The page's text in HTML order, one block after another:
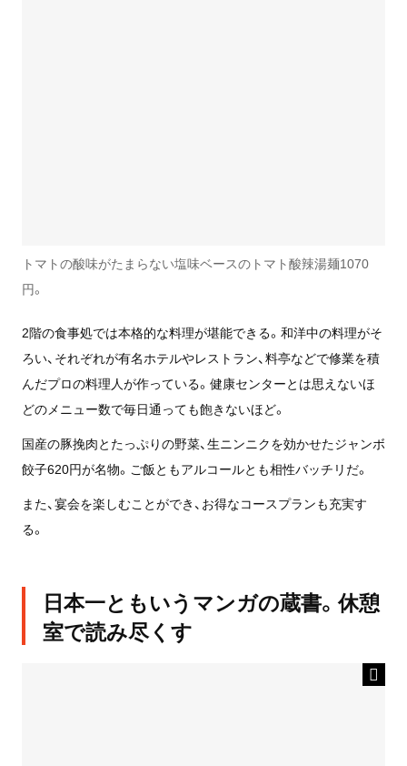
トマトの酸味がたまらない塩味ベースのトマト酸辣湯麺1070
円。
2階の食事処では本格的な料理が堪能できる。和洋中の料理がそ
ろい、それぞれが有名ホテルやレストラン、料亭などで修業を積
んだプロの料理人が作っている。健康センターとは思えないほ
どのメニュー数で毎日通っても飽きないほど。
国産の豚挽肉とたっぷりの野菜、生ニンニクを効かせたジャンボ
餃子620円が名物。ご飯ともアルコールとも相性バッチリだ。
また、宴会を楽しむことができ、お得なコースプランも充実す
る。
日本一ともいうマンガの蔵書。休憩
室で読み尽くす